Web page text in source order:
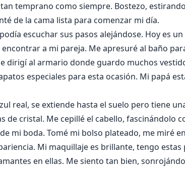
temprano como siempre. Bostezo,
de la cama lista para comenzar mi día.
escuchar sus pasos alejándose. Hoy es
a mi pareja. Me apresuré al baño
dirigí al armario donde guardo muchos
especiales para esta ocasión. Mi papá
real, se extiende hasta el suelo pero tiene
de cristal. Me cepillé el cabello, fascinándolo
mi boda. Tomé mi bolso plateado, me miré
Mi maquillaje es brillante, tengo
en ellas. Me siento tan bien,